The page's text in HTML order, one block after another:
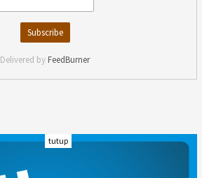
Delivered by FeedBurner
tutup